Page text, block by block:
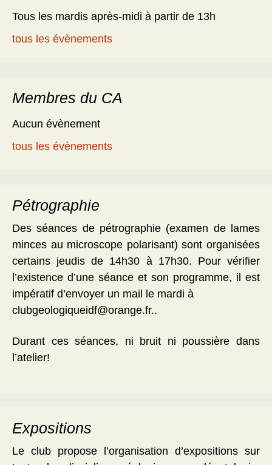
Tous les mardis après-midi à partir de 13h
tous les évènements
Membres du CA
Aucun évènement
tous les évènements
Pétrographie
Des séances de pétrographie (examen de lames
minces au microscope polarisant) sont organisées
certains jeudis de 14h30 à 17h30. Pour vérifier
l’existence d’une séance et son programme, il est
impératif d’envoyer un mail le mardi à
clubgeologiqueidf@orange.fr..
Durant ces séances, ni bruit ni poussière dans
l’atelier!
Expositions
Le club propose l’organisation d’expositions sur